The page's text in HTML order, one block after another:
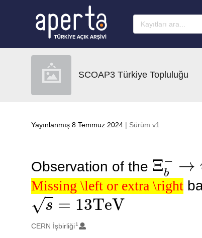
SCOAP3 Türkiye Topluluğu
Yayınlanmış 8 Temmuz 2024 | Sürüm v1
Observation of the
Ξb
Missing \left or extra \right
Missing \left or extra \right
s=13TeV
Oluşturanlar
CERN İşbirliği 1